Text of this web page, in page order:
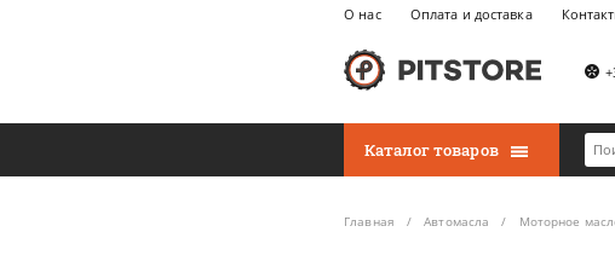
О нас Оплата и доставка
Каталог товаров
Главная Автомасла Моторное